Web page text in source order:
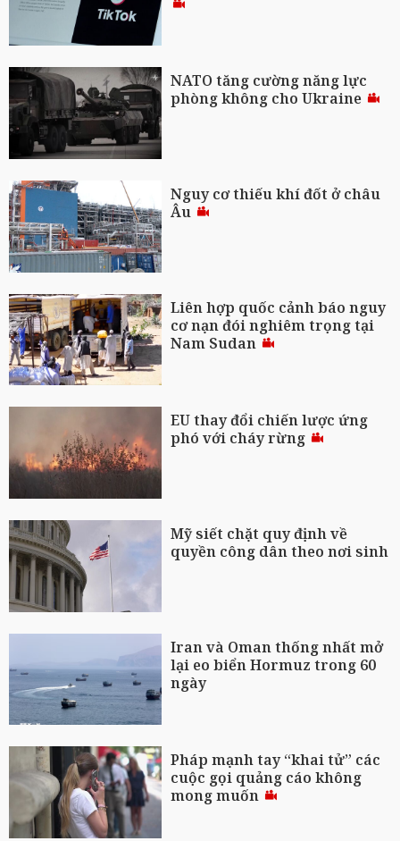
NATO tăng cường năng lực
phòng không cho Ukraine
Nguy cơ thiếu khí đốt ở châu
Âu
Liên hợp quốc cảnh báo nguy
cơ nạn đói nghiêm trọng tại
Nam Sudan
EU thay đổi chiến lược ứng
phó với cháy rừng
Mỹ siết chặt quy định về
quyền công dân theo nơi sinh
Iran và Oman thống nhất mở
lại eo biển Hormuz trong 60
ngày
Pháp mạnh tay “khai tử” các
cuộc gọi quảng cáo không
mong muốn